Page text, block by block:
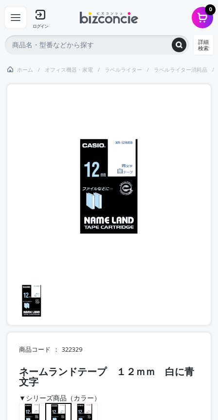
ログイン
0
詳細
検索
ホーム オフィス機器・家電 ラベルライター ラベルライター消耗品
商品コード 322329
ネームランドテープ １２ｍｍ 白に青
文字
▼シリーズ商品（カラー）